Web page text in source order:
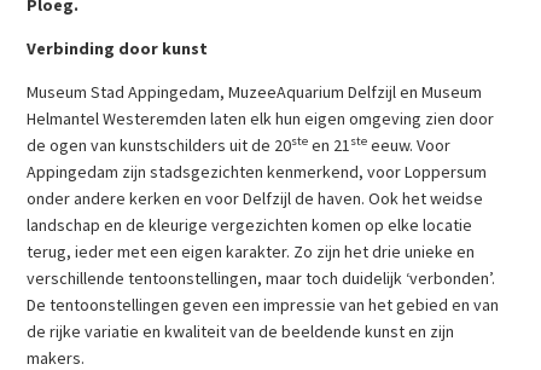
Ploeg.
Verbinding door kunst
Museum Stad Appingedam, MuzeeAquarium Delfzijl en Museum
Helmantel Westeremden laten elk hun eigen omgeving zien door
de ogen van kunstschilders uit de 20ste en 21ste eeuw. Voor
Appingedam zijn stadsgezichten kenmerkend, voor Loppersum
onder andere kerken en voor Delfzijl de haven. Ook het weidse
landschap en de kleurige vergezichten komen op elke locatie
terug, ieder met een eigen karakter. Zo zijn het drie unieke en
verschillende tentoonstellingen, maar toch duidelijk ‘verbonden’.
De tentoonstellingen geven een impressie van het gebied en van
de rijke variatie en kwaliteit van de beeldende kunst en zijn
makers.